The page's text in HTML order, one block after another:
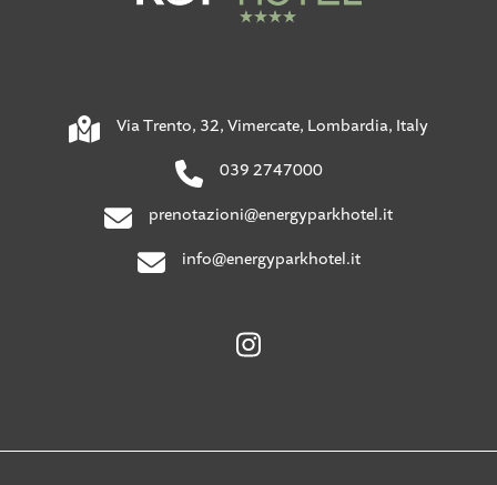
Via Trento, 32, Vimercate, Lombardia, Italy
039 2747000
prenotazioni@energyparkhotel.it
info@energyparkhotel.it